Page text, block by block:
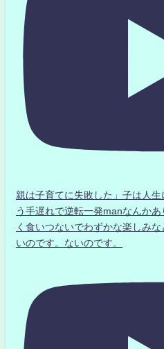
親は子育てに失敗した」子は人
う手遅れで逆転一発manなんかあ
く食いつないでわずかな楽しみ
いのです。ないのです。